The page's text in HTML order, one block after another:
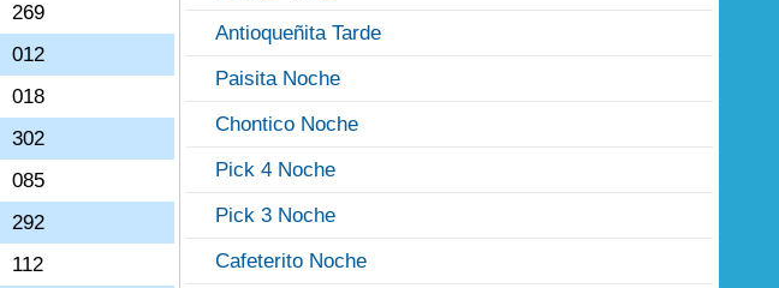
269
012
018
302
085
292
112
Antioqueñita Tarde
Paisita Noche
Chontico Noche
Pick 4 Noche
Pick 3 Noche
Cafeterito Noche